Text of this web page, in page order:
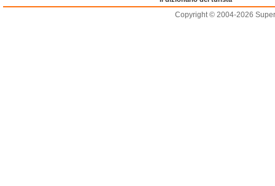
Copyright © 2004-2026